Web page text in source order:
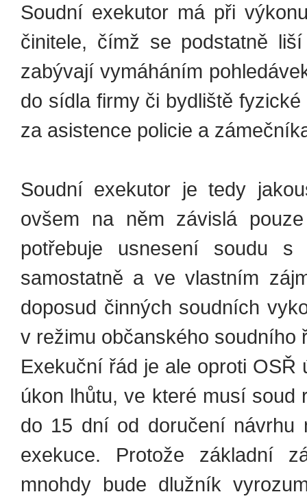
Soudní exekutor má při
činitele, čímž se podstatně
zabývají vymáháním
do sídla firmy či bydliště
za asistence policie a
Soudní exekutor je tedy
ovšem na něm závislá
potřebuje usnesení soudu
samostatně a ve vlastním
doposud činných soudních
v režimu občanského soudního
Exekuční řád je ale oproti
úkon lhůtu, ve které musí soud
do 15 dní od doručení návrhu
exekuce. Protože základní
mnohdy bude dlužník